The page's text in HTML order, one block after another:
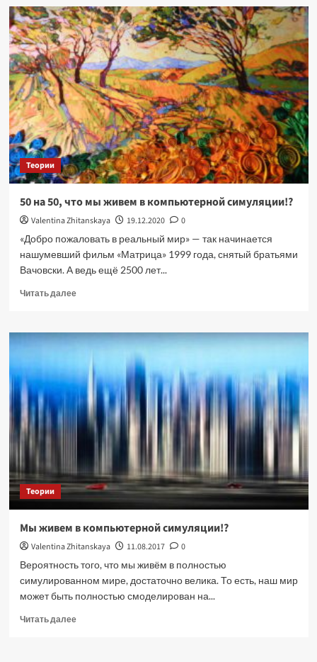
Теории
50 на 50, что мы живем в компьютерной симуляции!?
Valentina Zhitanskaya 19.12.2020
0
«Добро пожаловать в реальный мир» — так начинается
нашумевший фильм «Матрица» 1999 года, снятый братьями
Вачовски. А ведь ещё 2500 лет...
Читать далееПрочитать
50
мы
живем
в
компьютерной
симуляции!?
Теории
Мы живем в компьютерной симуляции!?
Valentina Zhitanskaya 11.08.2017
0
Вероятность того, что мы живём в полностью
симулированном мире, достаточно велика. То есть, наш мир
может быть полностью смоделирован на...
Читать далееПрочитать